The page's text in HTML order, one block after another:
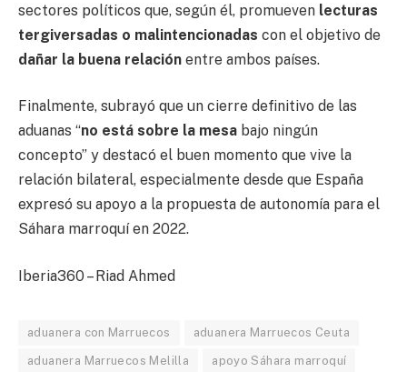
sectores políticos que, según él, promueven lecturas
tergiversadas o malintencionadas con el objetivo de
dañar la buena relación entre ambos países.
Finalmente, subrayó que un cierre definitivo de las
aduanas “no está sobre la mesa bajo ningún
concepto” y destacó el buen momento que vive la
relación bilateral, especialmente desde que España
expresó su apoyo a la propuesta de autonomía para el
Sáhara marroquí en 2022.
Iberia360 – Riad Ahmed
aduanera con Marruecos aduanera Marruecos Ceuta
aduanera Marruecos Melilla apoyo Sáhara marroquí